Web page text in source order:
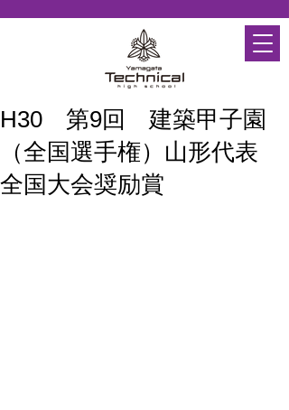
H30 第9回 建築甲子園
（全国選手権）山形代表
全国大会奨励賞